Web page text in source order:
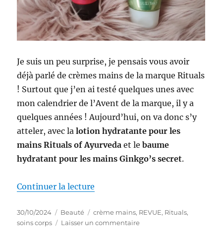
Je suis un peu surprise, je pensais vous avoir
déjà parlé de crèmes mains de la marque Rituals
! Surtout que j’en ai testé quelques unes avec
mon calendrier de l’Avent de la marque, il y a
quelques années ! Aujourd’hui, on va donc s’y
atteler, avec lalotion hydratante pour les
mains Rituals of Ayurveda et lebaume
hydratant pour les mains Ginkgo’s secret.
Continuer la lecture
Publié
le
30/10/2024 Catégories
Beauté Étiquettes
crème mains, REVUE, Rituals,
soins corps
Laisser un commentairesur